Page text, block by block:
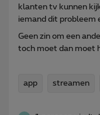
klanten tv kunnen
iemand dit probleem
Geen zin om een
toch moet dan moet
app streamen